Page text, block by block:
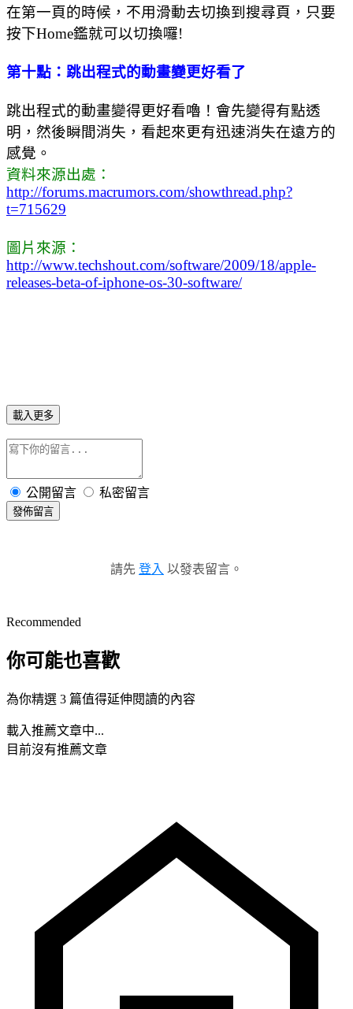
在第一頁的時候，不用滑動去切換到搜尋頁，只要
按下Home鑑就可以切換囉!
第十點：跳出程式的動畫變更好看了
跳出程式的動畫變得更好看嚕！會先變得有點透
明，然後瞬間消失，看起來更有迅速消失在遠方的
感覺。
資料來源出處：
http://forums.macrumors.com/showthread.php?
t=715629
圖片來源：
http://www.techshout.com/software/2009/18/apple-
releases-beta-of-iphone-os-30-software/
載入更多
公開留言 私密留言
發佈留言
請先 登入 以發表留言。
Recommended
你可能也喜歡
為你精選 3 篇值得延伸閱讀的內容
載入推薦文章中...
目前沒有推薦文章